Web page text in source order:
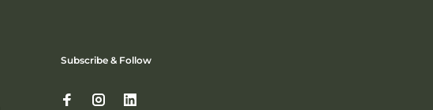
Subscribe & Follow